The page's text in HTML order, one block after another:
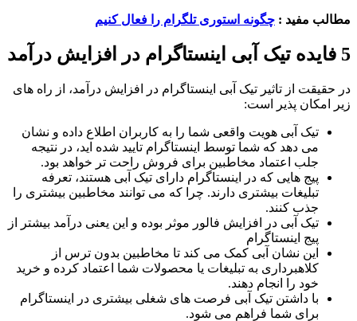
مطالب مفید : چگونه استوری تلگرام را فعال کنیم
5 فایده تیک آبی اینستاگرام در افزایش درآمد
در حقیقت از تاثیر تیک آبی اینستاگرام در افزایش درآمد، از راه های
زیر امکان پذیر است:
تیک آبی هویت واقعی شما را به کاربران اطلاع داده و نشان
می دهد که شما توسط اینستاگرام تایید شده اید، در نتیجه
جلب اعتماد مخاطبین برای فروش راحت تر خواهد بود.
پیج هایی که در اینستاگرام دارای تیک آبی هستند، تعرفه
تبلیغات بیشتری دارند. چرا که می توانند مخاطبین بیشتری را
جذب کنند.
تیک آبی در افزایش فالور موثر بوده و این یعنی درآمد بیشتر از
پیج اینستاگرام
این نشان آبی کمک می کند تا مخاطبین بدون ترس از
کلاهبرداری به تبلیغات یا محصولات شما اعتماد کرده و خرید
خود را انجام دهند.
با داشتن تیک آبی فرصت های شغلی بیشتری در اینستاگرام
برای شما فراهم می شود.